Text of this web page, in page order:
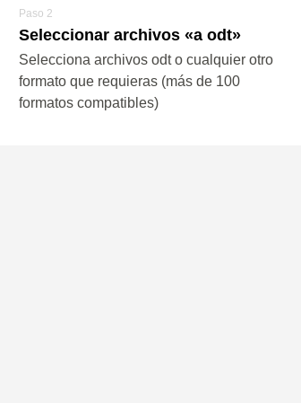
Paso 2
Seleccionar archivos «a odt»
Selecciona archivos odt o cualquier otro
formato que requieras (más de 100
formatos compatibles)